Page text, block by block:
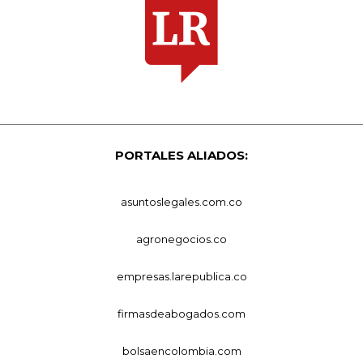
PORTALES ALIADOS:
asuntoslegales.com.co
agronegocios.co
empresas.larepublica.co
firmasdeabogados.com
bolsaencolombia.com